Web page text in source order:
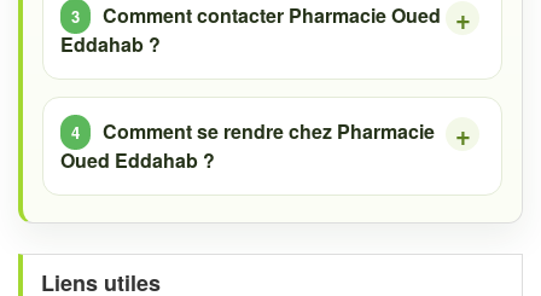
Comment contacter Pharmacie Oued
Eddahab ?
Comment se rendre chez Pharmacie
Oued Eddahab ?
Liens utiles